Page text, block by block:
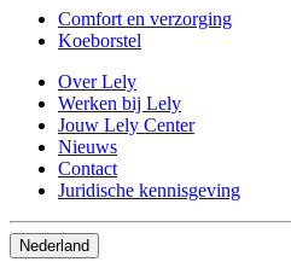
Comfort en verzorging
Koeborstel
Over Lely
Werken bij Lely
Jouw Lely Center
Nieuws
Contact
Juridische kennisgeving
Nederland